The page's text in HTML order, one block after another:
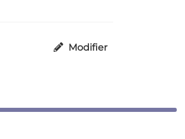
Modifier